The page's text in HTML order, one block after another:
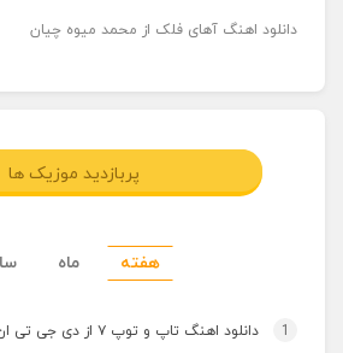
دانلود اهنگ آهای فلک از محمد میوه چیان
پربازدید موزیک ها
هفته ماه
1 دانلود اهنگ تاپ و توپ ۷ از دی جی تی ان تی